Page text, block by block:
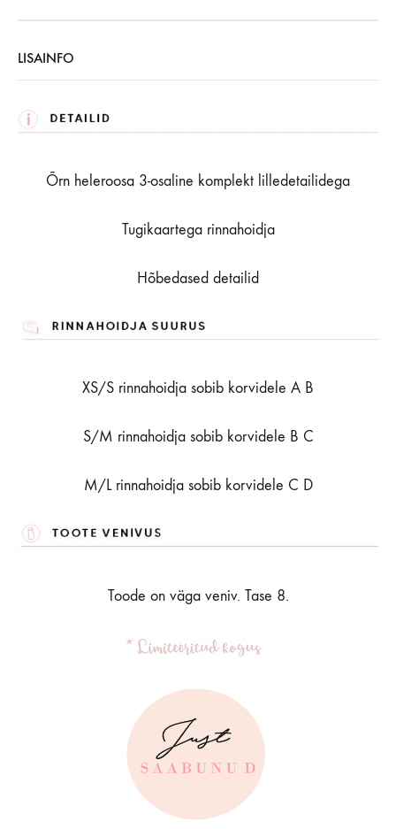
LISAINFO
Õrn heleroosa 3-osaline komplekt lilledetailidega
Tugikaartega rinnahoidja
Hõbedased detailid
XS/S rinnahoidja sobib korvidele A B
S/M rinnahoidja sobib korvidele B C
M/L rinnahoidja sobib korvidele C D
Toode on väga veniv. Tase 8.